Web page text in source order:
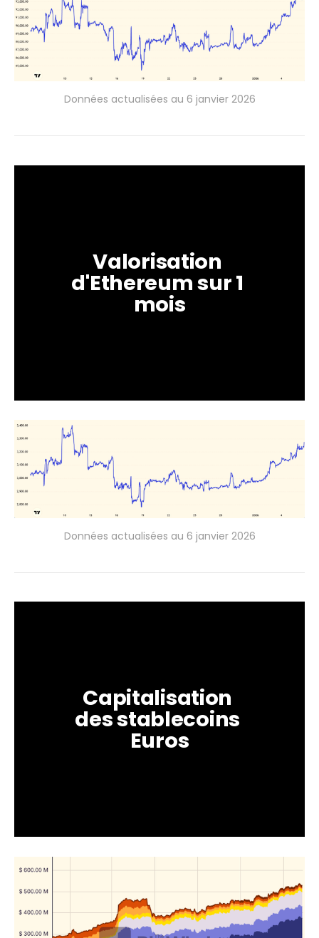
Données actualisées au 6 janvier 2026
Valorisation
d'Ethereum sur 1
mois
Données actualisées au 6 janvier 2026
Capitalisation
des stablecoins
Euros